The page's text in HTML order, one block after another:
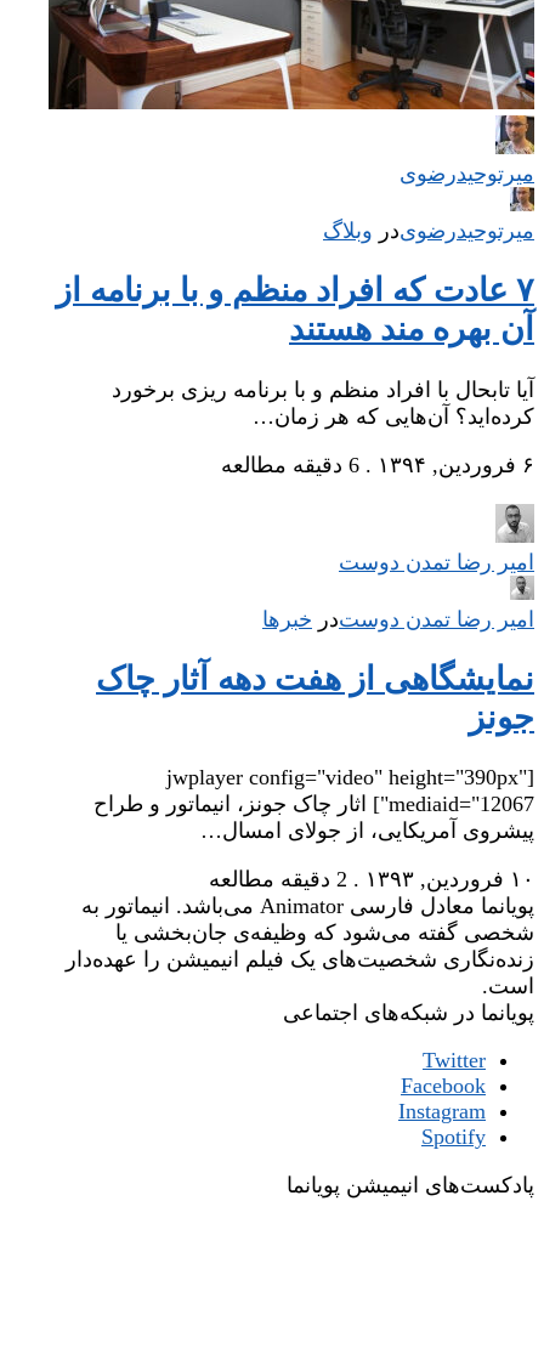
میر‌توحیدرضوی
میر‌توحیدرضویدر وبلاگ
۷ عادت که افراد منظم و با برنامه از
آن بهره‌ مند هستند
آیا تابحال با افراد منظم و با برنامه ریزی برخورد
کرده‌اید؟ آن‌هایی که هر زمان…
۶ فروردین, ۱۳۹۴
. 6 دقیقه مطالعه
امیر رضا تمدن دوست
امیر رضا تمدن دوستدر خبرها
نمایشگاهی از هفت دهه آثار چاک
جونز
[jwplayer config="video" height="390px"
mediaid="12067"] اثار چاک جونز، انیماتور و طراح
پیشروی آمریکایی، از جولای امسال…
۱۰ فروردین, ۱۳۹۳
. 2 دقیقه مطالعه
پویانما معادل فارسی Animator می‌باشد. انیماتور به
شخصی گفته می‌شود که وظیفه‌ی جان‌بخشی یا
زنده‌نگاری شخصیت‌های یک فیلم انیمیشن را عهده‌دار
است.
پویانما در شبکه‌های اجتماعی
Twitter
Facebook
Instagram
Spotify
پادکست‌های انیمیشن پویانما